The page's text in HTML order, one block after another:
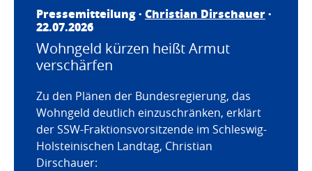
Pressemitteilung · Christian Dirschauer·
22.07.2026
Wohngeld kürzen heißt Armut
verschärfen
Zu den Plänen der Bundesregierung, das
Wohngeld deutlich einzuschränken, erklärt
der SSW-Fraktionsvorsitzende im Schleswig-
Holsteinischen Landtag, Christian
Dirschauer: